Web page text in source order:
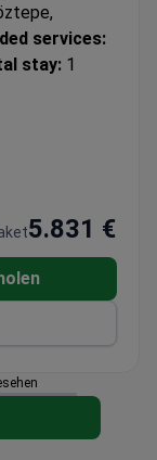
services:
stay: 1
5.831 €